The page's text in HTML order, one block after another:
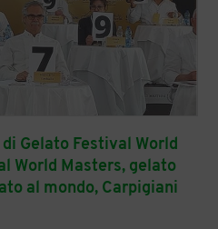
Gelato Festival World
World Masters, gelato
al mondo, Carpigiani